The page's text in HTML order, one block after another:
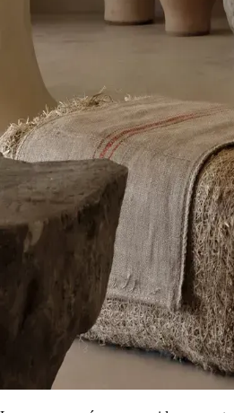
El año de los récords
2025 ha sido, sin lugar a dudas, un año
Récord en reservas directas:
Récord en nuevos hoteles
Récord en búsquedas:más de1
Estos hitos representan mucho más
Construyendo algo diferente...
Con el lanzamiento de una nueva
independientes y boutique a competir
Ese concepto ganó tracción rápidamente: